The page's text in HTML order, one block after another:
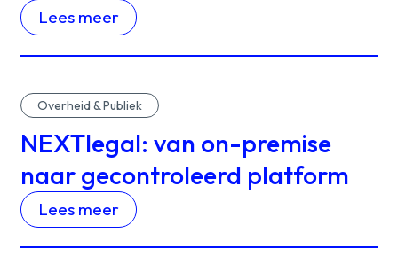
Lees meer
Overheid & Publiek
NEXTlegal: van on-premise
naar gecontroleerd platform
Lees meer